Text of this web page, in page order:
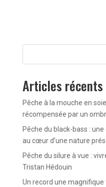
Articles récents
Pêche à la mouche en
récompensée par un
Pêche du black-bass :
au cœur d’une nature
Pêche du silure à vue :
Tristan Hédouin
Un record une